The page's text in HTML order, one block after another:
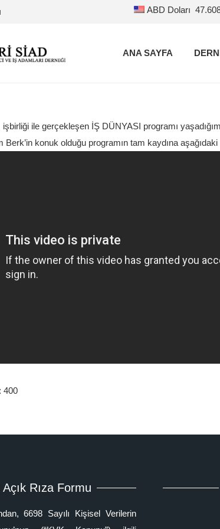
ABD Doları
ANA SAYFA
ile gerçekleşen İŞ DÜNYASI programı
Berk’in konuk olduğu programın tam kaydına
400
Rıza Formu
6698 Sayılı Kişisel Verilerin